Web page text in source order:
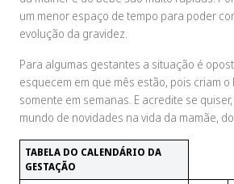
um menor espaço de tempo para poder
evolução da gravidez.
Para algumas gestantes a situação é
esquecem em que mês estão, pois criam
somente em semanas. E acredite se
mundo de novidades na vida da mamãe,
TABELA DO CALENDÁRIO DA
GESTAÇÃO